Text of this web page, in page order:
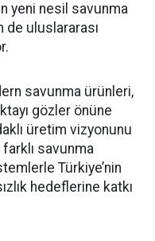
yeni nesil savunma
uluslararası
savunma ürünleri,
gözler önüne
üretim vizyonunu
savunma
Türkiye’nin
hedeflerine katkı